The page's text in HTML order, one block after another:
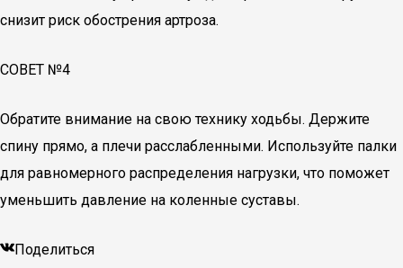
снизит риск обострения артроза.
СОВЕТ №4
Обратите внимание на свою технику ходьбы. Держите
спину прямо, а плечи расслабленными. Используйте палки
для равномерного распределения нагрузки, что поможет
уменьшить давление на коленные суставы.
Поделиться